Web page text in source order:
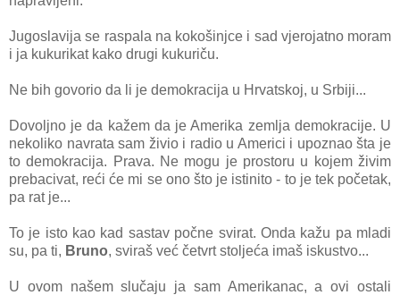
Jugoslavija se raspala na kokošinjce i sad vjerojatno moram
i ja kukurikat kako drugi kukuriču.
Ne bih govorio da li je demokracija u Hrvatskoj, u Srbiji...
Dovoljno je da kažem da je Amerika zemlja demokracije. U
nekoliko navrata sam živio i radio u Americi i upoznao šta je
to demokracija. Prava. Ne mogu je prostoru u kojem živim
prebacivat, reći će mi se ono što je istinito - to je tek početak,
pa rat je...
To je isto kao kad sastav počne svirat. Onda kažu pa mladi
su, pa ti, Bruno, sviraš već četvrt stoljeća imaš iskustvo...
U ovom našem slučaju ja sam Amerikanac, a ovi ostali